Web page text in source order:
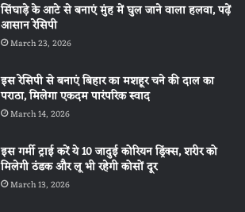
सिंघाड़े के आटे से बनाएं मुंह में घुल जाने वाला हलवा, पढ़ें
आसान रेसिपी
March 23, 2026
इस रेसिपी से बनाएं बिहार का मशहूर चने की दाल का
पराठा, मिलेगा एकदम पारंपरिक स्वाद
March 14, 2026
इस गर्मी ट्राई करें ये 10 जादुई कोरियन ड्रिंक्स, शरीर को
मिलेगी ठंडक और लू भी रहेगी कोसों दूर
March 13, 2026